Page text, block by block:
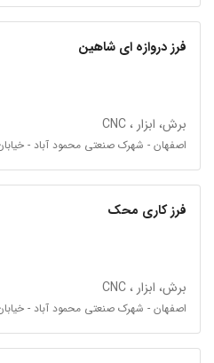
فرز دروازه ای شاهین
برش، ابزار ، CNC
فرز کاری محک
برش، ابزار ، CNC